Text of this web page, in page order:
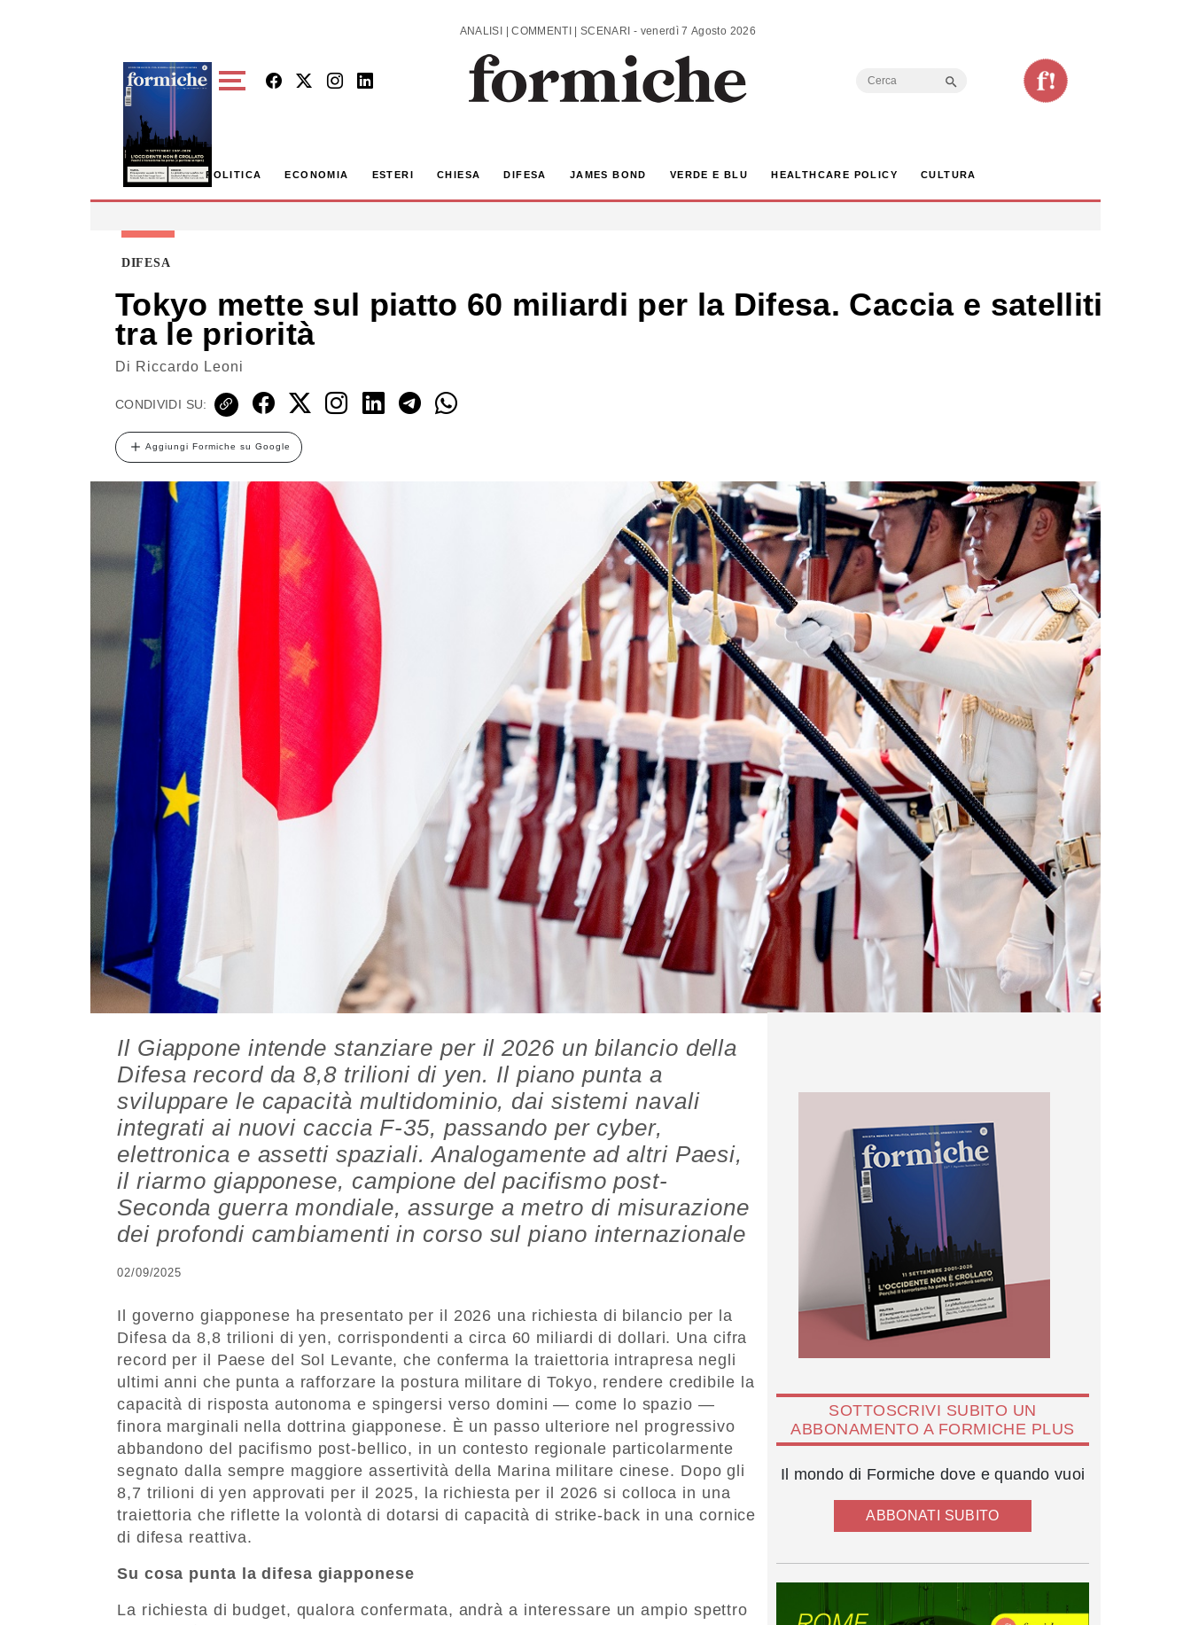
ANALISI | COMMENTI | SCENARI - venerdì 7 Agosto 2026
Search
POLITICA ECONOMIA ESTERI CHIESA DIFESA JAMES BOND VERDE E BLU HEALTHCARE POLICY CULTURA
DIFESA
Tokyo mette sul piatto 60 miliardi per la Difesa. Caccia e satelliti
tra le priorità
Di Riccardo Leoni
CONDIVIDI SU:
Aggiungi Formiche su Google
Il Giappone intende stanziare per il 2026 un bilancio della
Difesa record da 8,8 trilioni di yen. Il piano punta a
sviluppare le capacità multidominio, dai sistemi navali
integrati ai nuovi caccia F-35, passando per cyber,
elettronica e assetti spaziali. Analogamente ad altri Paesi,
il riarmo giapponese, campione del pacifismo post-
Seconda guerra mondiale, assurge a metro di misurazione
dei profondi cambiamenti in corso sul piano internazionale
02/09/2025
Il governo giapponese ha presentato per il 2026 una richiesta di bilancio per la
Difesa da 8,8 trilioni di yen, corrispondenti a circa 60 miliardi di dollari. Una cifra
record per il Paese del Sol Levante, che conferma la traiettoria intrapresa negli
ultimi anni che punta a rafforzare la postura militare di Tokyo, rendere credibile la
capacità di risposta autonoma e spingersi verso domini — come lo spazio —
finora marginali nella dottrina giapponese. È un passo ulteriore nel progressivo
abbandono del pacifismo post-bellico, in un contesto regionale particolarmente
segnato dalla sempre maggiore assertività della Marina militare cinese. Dopo gli
8,7 trilioni di yen approvati per il 2025, la richiesta per il 2026 si colloca in una
traiettoria che riflette la volontà di dotarsi di capacità di strike-back in una cornice
di difesa reattiva.
Su cosa punta la difesa giapponese
La richiesta di budget, qualora confermata, andrà a interessare un ampio spettro
SOTTOSCRIVI SUBITO UN
ABBONAMENTO A FORMICHE PLUS
Il mondo di Formiche dove e quando vuoi
ABBONATI SUBITO